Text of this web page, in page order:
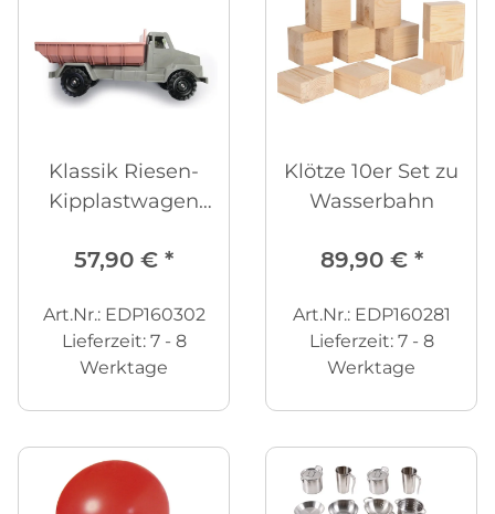
Klassik Riesen-
Kipplastwagen
57,90 € *
Art.Nr.: EDP160302
Lieferzeit: 7 - 8
Werktage
Klötze 10er Set zu
Wasserbahn
89,90 € *
Art.Nr.: EDP160281
Lieferzeit: 7 - 8
Werktage